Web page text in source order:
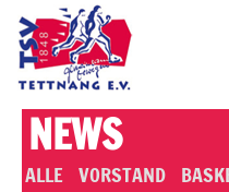
NEWS
ALLE VORSTAND